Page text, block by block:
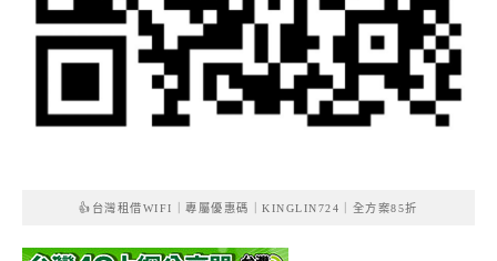
👍台灣租借WIFI｜專屬優惠碼｜KINGLIN724｜全方案85折